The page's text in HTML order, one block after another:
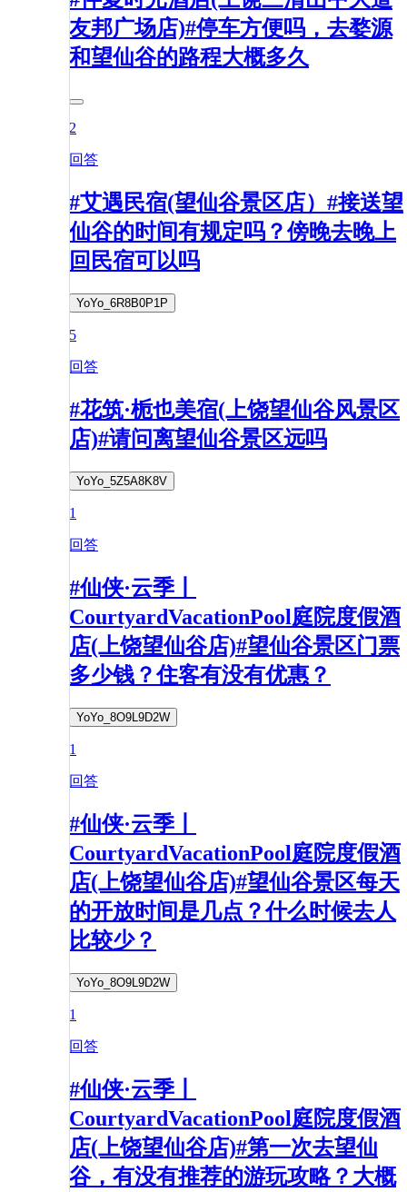
友邦广场店)#停车方便吗，去婺源
和望仙谷的路程大概多久
2
回答
#艾遇民宿(望仙谷景区店）#接送望
仙谷的时间有规定吗？傍晚去晚上
回民宿可以吗
YoYo_6R8B0P1P
5
回答
#花筑·栀也美宿(上饶望仙谷风景区
店)#请问离望仙谷景区远吗
YoYo_5Z5A8K8V
1
回答
#仙侠·云季丨
CourtyardVacationPool庭院度假酒
店(上饶望仙谷店)#望仙谷景区门票
多少钱？住客有没有优惠？​
YoYo_8O9L9D2W
1
回答
#仙侠·云季丨
CourtyardVacationPool庭院度假酒
店(上饶望仙谷店)#望仙谷景区每天
的开放时间是几点？什么时候去人
比较少？​
YoYo_8O9L9D2W
1
回答
#仙侠·云季丨
CourtyardVacationPool庭院度假酒
店(上饶望仙谷店)#第一次去望仙
谷，有没有推荐的游玩攻略？大概